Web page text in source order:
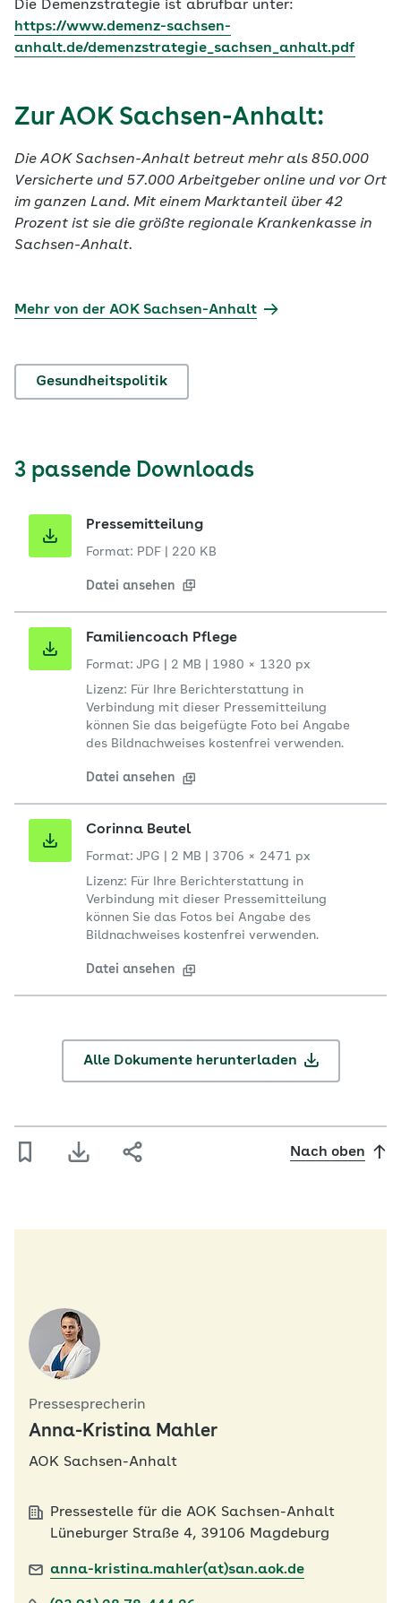
Die Demenzstrategie ist abrufbar unter:
https://www.demenz-sachsen-
anhalt.de/demenzstrategie_sachsen_anhalt.pdf
Zur AOK Sachsen-Anhalt:
Die AOK Sachsen-Anhalt betreut mehr als 850.000
Versicherte und 57.000 Arbeitgeber online und vor Ort
im ganzen Land. Mit einem Marktanteil über 42
Prozent ist sie die größte regionale Krankenkasse in
Sachsen-Anhalt.
Mehr von der AOK Sachsen-Anhalt
Gesundheitspolitik
3 passende Downloads
Pressemitteilung
Format: PDF 220 KB
Datei ansehen
Familiencoach Pflege
Format: JPG 2 MB
1980 × 1320 px
Lizenz: Für Ihre Berichterstattung in
Verbindung mit dieser Pressemitteilung
können Sie das beigefügte Foto bei Angabe
des Bildnachweises kostenfrei verwenden.
Datei ansehen
Corinna Beutel
Format: JPG 2 MB
3706 × 2471 px
Lizenz: Für Ihre Berichterstattung in
Verbindung mit dieser Pressemitteilung
können Sie das Fotos bei Angabe des
Bildnachweises kostenfrei verwenden.
Datei ansehen
Alle Dokumente herunterladen
Nach oben
Pressesprecherin
Anna-Kristina Mahler
AOK Sachsen-Anhalt
Pressestelle für die AOK Sachsen-Anhalt
Lüneburger Straße 4, 39106 Magdeburg
anna-kristina.mahler(at)san.aok.de